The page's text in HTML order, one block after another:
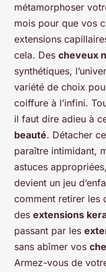
métamorphoser
mois pour que vos
extensions
cela. Des cheveux
synthétiques,
variété de choix
coiffure à l’infini.
il faut dire adieu à
beauté. Détacher
paraître intimidant,
astuces
devient un jeu
comment retirer les
des extensions
passant par les
sans abîmer vos
Armez-vous de